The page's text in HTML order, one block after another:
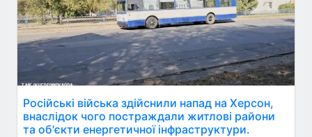
Російські війська здійснили напад на Херсон,
внаслідок чого постраждали житлові райони
та об'єкти енергетичної інфраструктури.